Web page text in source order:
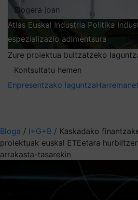
Blogera joan
Atlas Euskal Industria Politika
espezializazio adimentsura
Zure proiektua bultzatzeko
Kontsultatu hemen
Enpresentzako laguntza
Bloga / I+G+B / Kaskadako
proiektuak euskal ETEetara
arrakasta-tasarekin